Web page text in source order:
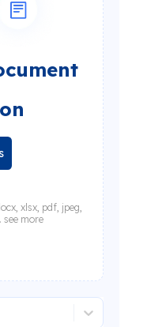
xlsx, pdf, jpeg,
see more